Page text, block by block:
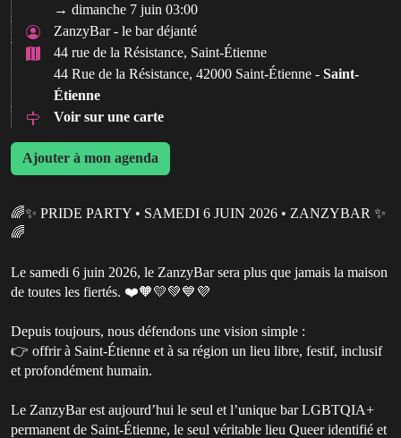
→ dimanche 7 juin 03:00
ZanzyBar - le bar déjanté
44 rue de la Résistance, Saint-Étienne
44 Rue de la Résistance, 42000 Saint-Étienne - Saint-
Étienne
Voir sur une carte
Ajouter à mon agenda
🌈✨ PRIDE PARTY • SAMEDI 6 JUIN 2026 • ZANZYBAR ✨
🌈
Le samedi 6 juin 2026, le ZanzyBar sera plus que jamais la maison
de toutes les fiertés. ❤️🧡💛💚💙💜
Depuis toujours, nous défendons une vision simple :
👉 offrir à Saint-Étienne et à sa région un lieu libre, festif, inclusif
et profondément humain.
Le ZanzyBar est aujourd’hui le seul et l’unique bar LGBTQIA+
permanent de Saint-Étienne, le seul véritable lieu Queer identifié et